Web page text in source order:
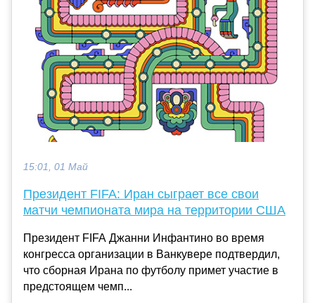
15:01, 01 Май
Президент FIFA: Иран сыграет все свои
матчи чемпионата мира на территории США
Президент FIFA Джанни Инфантино во время
конгресса организации в Ванкувере подтвердил,
что сборная Ирана по футболу примет участие в
предстоящем чемп...